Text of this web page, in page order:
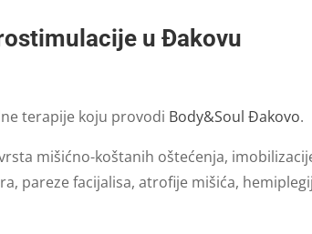
u Đakovu
terapije koju provodi Body&Soul Đakovo.
mišićno-koštanih oštećenja,
pareze facijalisa, atrofije mišića,